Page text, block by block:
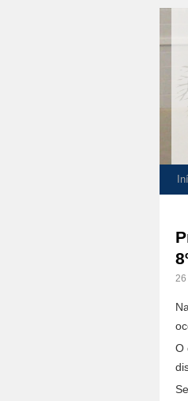
26
O